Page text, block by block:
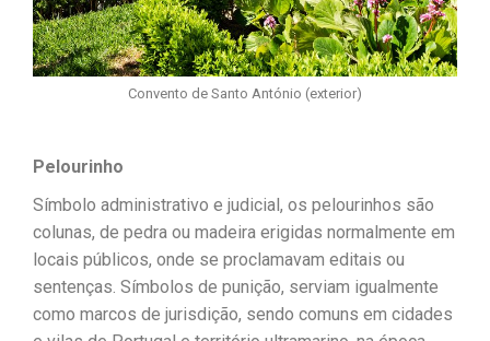
Convento de Santo António (exterior)
Pelourinho
Símbolo administrativo e judicial, os pelourinhos são
colunas, de pedra ou madeira erigidas normalmente em
locais públicos, onde se proclamavam editais ou
sentenças. Símbolos de punição, serviam igualmente
como marcos de jurisdição, sendo comuns em cidades